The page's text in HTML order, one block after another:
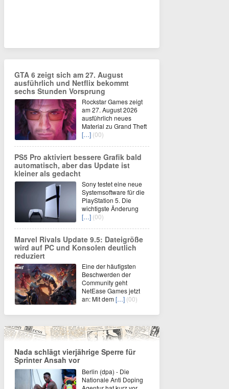
GTA 6 zeigt sich am 27. August
ausführlich und Netflix bekommt
sechs Stunden Vorsprung
Rockstar Games zeigt
am 27. August 2026
ausführlich neues
Material zu Grand Theft
[…] (00)
PS5 Pro aktiviert bessere Grafik bald
automatisch, aber das Update ist
kleiner als gedacht
Sony testet eine neue
Systemsoftware für die
PlayStation 5. Die
wichtigste Änderung
[…] (00)
Marvel Rivals Update 9.5: Dateigröße
wird auf PC und Konsolen deutlich
reduziert
Eine der häufigsten
Beschwerden der
Community geht
NetEase Games jetzt
an: Mit dem[…] (00)
Nada schlägt vierjährige Sperre für
Sprinter Ansah vor
Berlin (dpa) - Die
Nationale Anti Doping